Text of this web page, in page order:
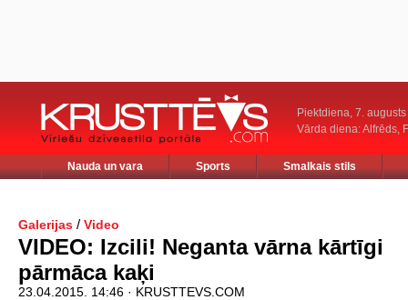
Piektdiena, 7. augusts
Vārda diena: Alfrēds,
Nauda un vara Sports Smalkais stils
Galerijas / Video
VIDEO: Izcili! Neganta vārna kārtīgi
pārmāca kaķi
23.04.2015. 14:46 · KRUSTTEVS.COM